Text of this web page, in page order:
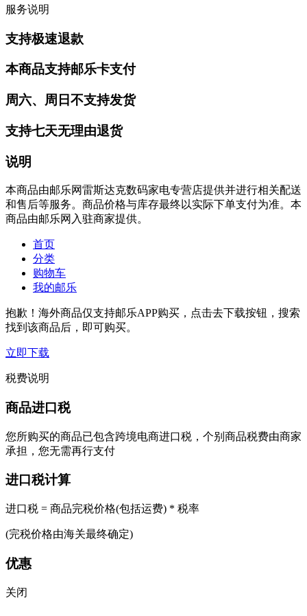
服务说明
支持极速退款
本商品支持邮乐卡支付
周六、周日不支持发货
支持七天无理由退货
说明
本商品由邮乐网雷斯达克数码家电专营店提供并进行相关配送
和售后等服务。商品价格与库存最终以实际下单支付为准。本
商品由邮乐网入驻商家提供。
首页
分类
购物车
我的邮乐
抱歉！海外商品仅支持邮乐APP购买，点击去下载按钮，搜索
找到该商品后，即可购买。
立即下载
税费说明
商品进口税
您所购买的商品已包含跨境电商进口税，个别商品税费由商家
承担，您无需再行支付
进口税计算
进口税 = 商品完税价格(包括运费) * 税率
(完税价格由海关最终确定)
优惠
关闭